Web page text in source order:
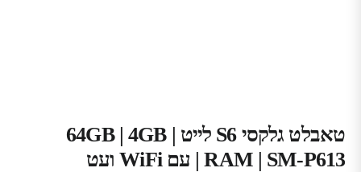
טאבלט גלקסי S6 לייט | 64GB | 4GB
RAM | SM-P613 | עם WiFi ועט